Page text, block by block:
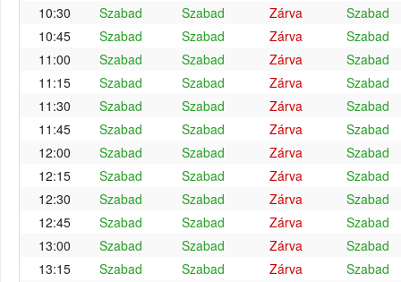
10:30
Szabad Szabad Zárva
Szabad
10:45
Szabad Szabad Zárva
Szabad
11:00
Szabad Szabad Zárva
Szabad
11:15
Szabad Szabad Zárva
Szabad
11:30
Szabad Szabad Zárva
Szabad
11:45
Szabad Szabad Zárva
Szabad
12:00
Szabad Szabad Zárva
Szabad
12:15
Szabad Szabad Zárva
Szabad
12:30
Szabad Szabad Zárva
Szabad
12:45
Szabad Szabad Zárva
Szabad
13:00
Szabad Szabad Zárva
Szabad
13:15
Szabad Szabad Zárva
Szabad